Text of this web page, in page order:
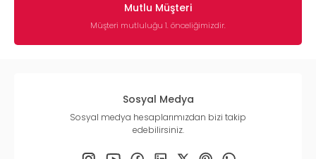
Mutlu Müşteri
Müşteri mutluluğu 1. önceliğimizdir.
Sosyal Medya
Sosyal medya hesaplarımızdan bizi takip
edebilirsiniz.